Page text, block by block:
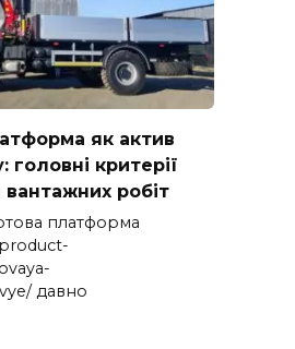
як актив
головні критерії
робіт
платформа
давно